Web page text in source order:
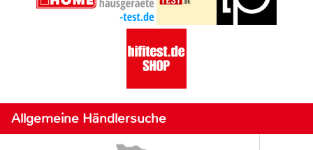
Allgemeine Händlersuche